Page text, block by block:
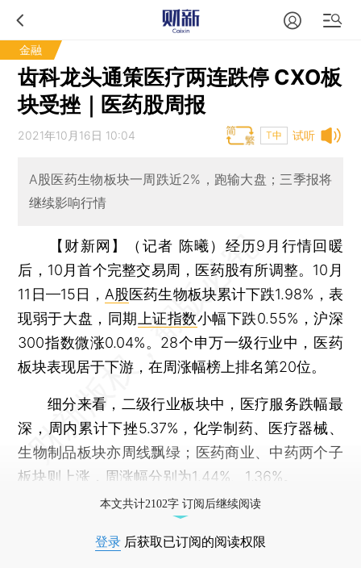
金融
齿科龙头通策医疗两连跌停 CXO板
块受挫｜医药股周报
试听
2021年10月16日 10:04 T中
A股医药生物板块一周跌近2%，跑输大盘；三季报将
继续影响行情
【财新网】（记者 陈曦） 经历9月行情回暖
后，10月首个完整交易周，医药股有所调整。10月
11日—15日， A股医药生物板块累计下跌1.98%，表
现弱于大盘，同期 上证指数小幅下跌0.55%，沪深
300指数微涨0.04%。28个申万一级行业中，医药
板块表现居于下游，在周涨幅榜上排名第20位。
细分来看，二级行业板块中，医疗服务跌幅最
深，周内累计下挫5.37%，化学制药、医疗器械、
生物制品板块亦周线飘绿；医药商业、中药两个子
板块则上涨，周涨幅分别为1.44%、1.36%。
本文共计2102字 订阅后继续阅读
登录 后获取已订阅的阅读权限